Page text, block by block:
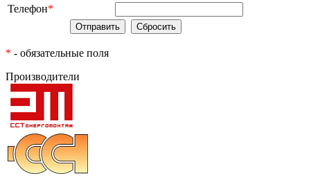
Телефон*
* - обязательные поля
Производители